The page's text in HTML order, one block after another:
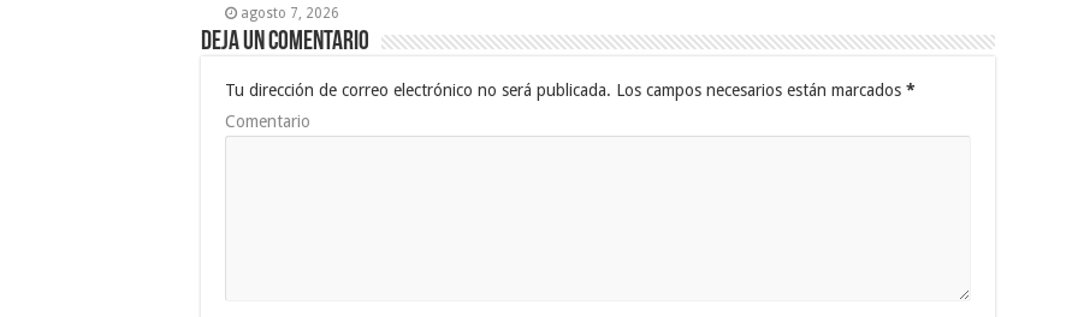
agosto 7, 2026
Deja un comentario
Tu dirección de correo electrónico no será publicada. Los campos necesarios están marcados *
Comentario